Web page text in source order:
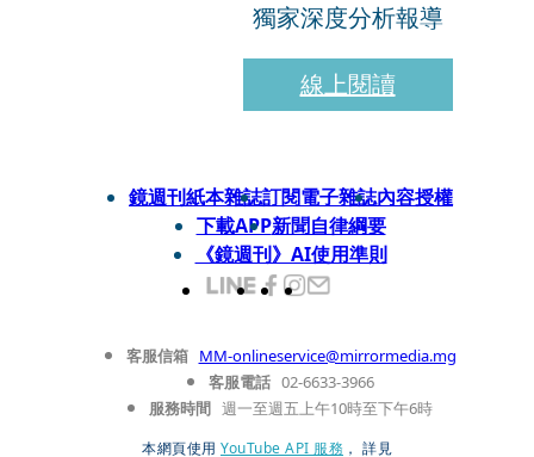
獨家深度分析報導
線上閱讀
鏡週刊紙本雜誌訂閱電子雜誌內容授權
下載APP新聞自律綱要
《鏡週刊》AI使用準則
客服信箱 MM-onlineservice@mirrormedia.mg
客服電話 02-6633-3966
服務時間 週一至週五上午10時至下午6時
本網頁使用 YouTube API 服務 ， 詳見